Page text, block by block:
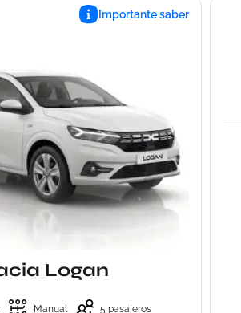
Importante saber
Logan
Manual 5 pasajeros